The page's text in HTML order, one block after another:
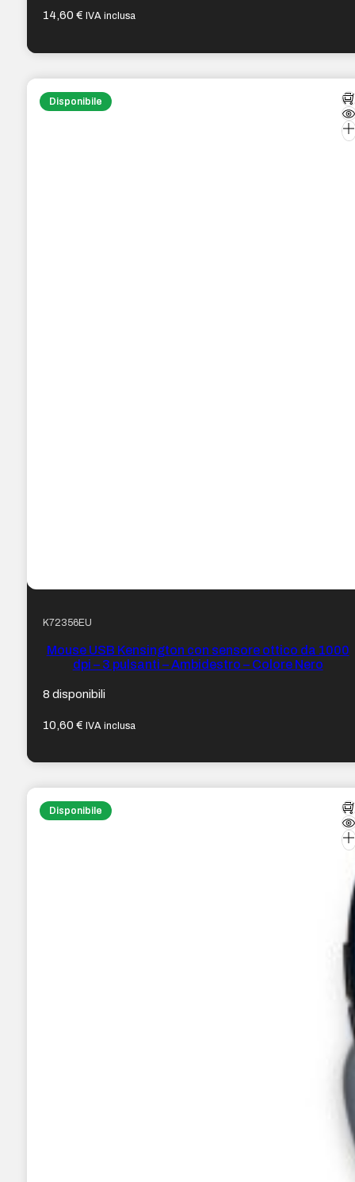
14,60€ IVA inclusa
Disponibile
K72356EU
Mouse USB Kensington con sensore ottico da 1000
dpi – 3 pulsanti – Ambidestro – Colore Nero
8 disponibili
10,60€ IVA inclusa
Disponibile